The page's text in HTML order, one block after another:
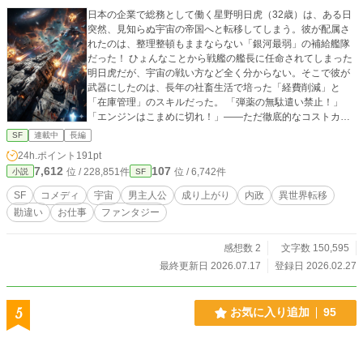
日本の企業で総務として働く星野明日虎（32歳）は、ある日
突然、見知らぬ宇宙の帝国へと転移してしまう。彼が配属さ
れたのは、整理整頓もままならない「銀河最弱」の補給艦隊
だった！ ひょんなことから戦艦の艦長に任命されてしまった
明日虎だが、宇宙の戦い方など全く分からない。そこで彼が
武器にしたのは、長年の社畜生活で培った「経費削減」と
「在庫管理」のスキルだった。 「弾薬の無駄遣い禁止！」
「エンジンはこまめに切れ！」――ただ徹底的なコストカッ
トと業務効率化を推し進めただけなのに、それがなぜか「天
才的な軍事戦略」として周囲に大勘違いされていく。 個性豊
かな仲間たちと共に、最弱だった倉庫部門を最強の組織へと
育て上げる、痛快・お仕事＆成り上がりSFファンタジー！ ※
この作品は、「小説家になろう」「カクヨム」でも連載して
います ※4/3から毎週月曜と金曜の週２回更新にします。（最
終話まで執筆済み） ※75話までは、Geminiで誤字脱字チェッ
降はそれもやめたので、もしかしたら誤字があるかもしれま
SF 連載中 長編
24h.ポイント 191pt
小説 7,612 位 / 228,851件 SF 107 位 / 6,742件
SF コメディ 宇宙 男主人公 成り上がり 内政
異世界転移
勘違い
お仕事 ファンタジー
感想数 2
文字数 150,595
最終更新日 2026.07.17
登録日 2026.02.27
5 お気に入り追加 95